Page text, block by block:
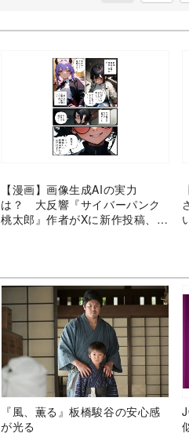
【漫画】画像生成AIの実力
は？ 大反響『サイバーパンク
桃太郎』作者がXに新作投稿、創
『風、薫る』板橋駿谷の安心感
が光る